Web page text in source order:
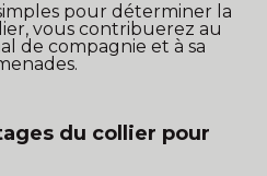
pour déterminer la
vous contribuerez au
de compagnie et à sa
du collier pour